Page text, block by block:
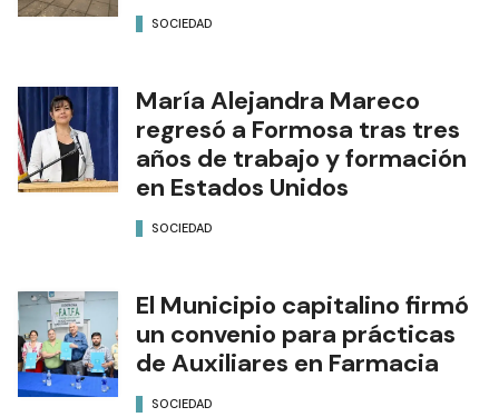
SOCIEDAD
María Alejandra Mareco
regresó a Formosa tras tres
años de trabajo y formación
en Estados Unidos
SOCIEDAD
El Municipio capitalino firmó
un convenio para prácticas
de Auxiliares en Farmacia
SOCIEDAD